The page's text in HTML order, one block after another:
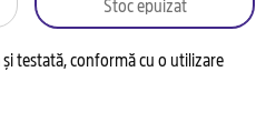
testată, conformă cu o utilizare